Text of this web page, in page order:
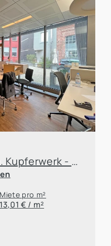
Arbeiten im ehem. Kupferwerk - Bürolofts mit Atmosphäre
Miete pro m²
13,01 € / m²